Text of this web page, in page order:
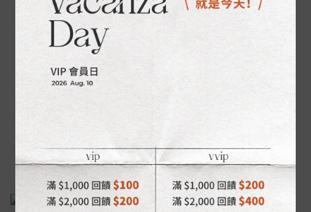
【官網獨家】祈願系列｜925純銀｜
勇敢前行・純銀手鍊